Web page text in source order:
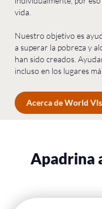
vida.
Nuestro objetivo es
a superar la pobreza y
han sido creados.
incluso en los lugares
Acerca de World
Apadrina